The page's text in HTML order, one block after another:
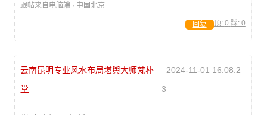
跟帖来自电脑端 · 中国北京
顶: 0 踩: 0
回复
云南昆明专业风水布局堪舆大师梵朴
堂
2024-11-01 16:08:2
3